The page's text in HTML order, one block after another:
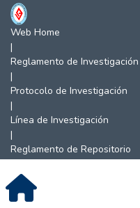
Web Home
|
Reglamento de Investigación
|
Protocolo de Investigación
|
Línea de Investigación
|
Reglamento de Repositorio